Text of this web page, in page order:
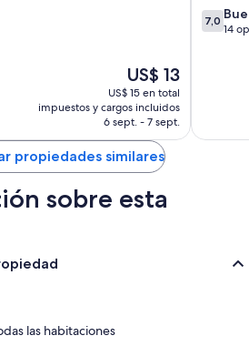
El
precio
actual
es
de
US$ 13
US$ 13
US$ 15 en total
impuestos y cargos incluidos
6 sept. - 7 sept.
7.0
de
7,0
14
propiedades similares
sobre esta
las habitaciones